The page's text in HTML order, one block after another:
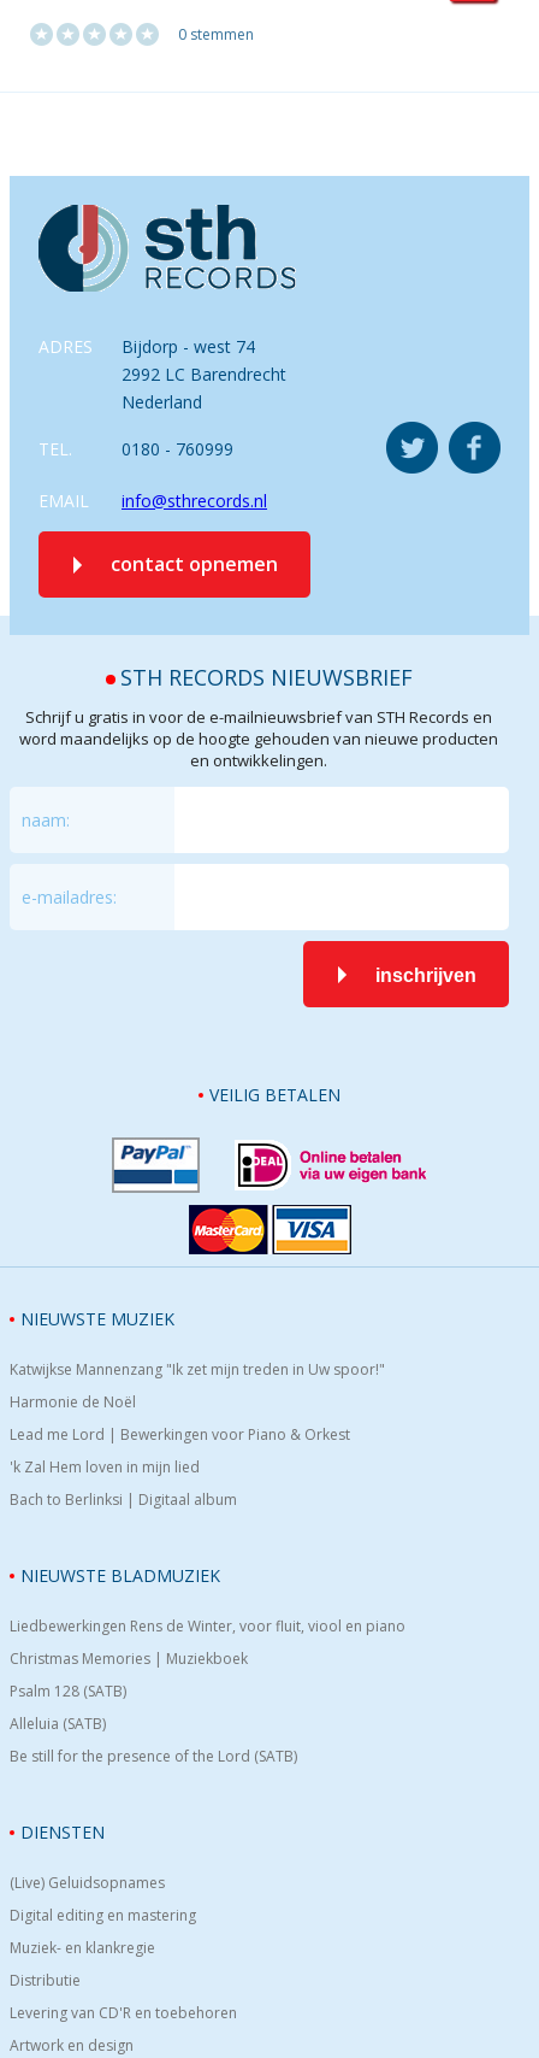
0 stemmen
ADRES
Bijdorp - west 74
2992 LC Barendrecht
Nederland
TEL. 0180 - 760999
EMAIL info@sthrecords.nl
contact opnemen
STH RECORDS NIEUWSBRIEF
Schrijf u gratis in voor de e-mailnieuwsbrief van STH Records en
word maandelijks op de hoogte gehouden van nieuwe producten
en ontwikkelingen.
naam:
e-mailadres:
inschrijven
VEILIG BETALEN
NIEUWSTE MUZIEK
Katwijkse Mannenzang "Ik zet mijn treden in Uw spoor!"
Harmonie de Noël
Lead me Lord | Bewerkingen voor Piano & Orkest
'k Zal Hem loven in mijn lied
Bach to Berlinksi | Digitaal album
NIEUWSTE BLADMUZIEK
Liedbewerkingen Rens de Winter, voor fluit, viool en piano
Christmas Memories | Muziekboek
Psalm 128 (SATB)
Alleluia (SATB)
Be still for the presence of the Lord (SATB)
DIENSTEN
(Live) Geluidsopnames
Digital editing en mastering
Muziek- en klankregie
Distributie
Levering van CD'R en toebehoren
Artwork en design